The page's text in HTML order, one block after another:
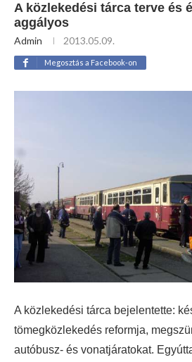
A közlekedési tárca terve és
aggályos
Admin 2013.05.09.
Megosztás a Facebook-on
A közlekedési tárca bejelentette:
tömegközlekedés reformja,
autóbusz- és vonatjáratokat.